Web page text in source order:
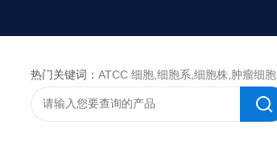
热门关键词： ATCC 细胞,细胞系,细胞株,肿瘤细胞,细胞,ATCC 菌种，CMCC 菌种，标准菌株，质控菌种，微生物菌种，菌株，菌种